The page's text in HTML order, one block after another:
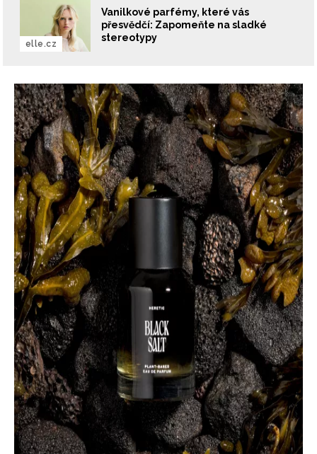
Vanilkové parfémy, které vás
přesvědčí: Zapomeňte na sladké
stereotypy
elle.cz